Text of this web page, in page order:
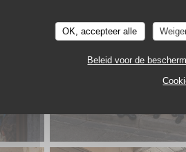
OK, accepteer alle
Beleid voor de